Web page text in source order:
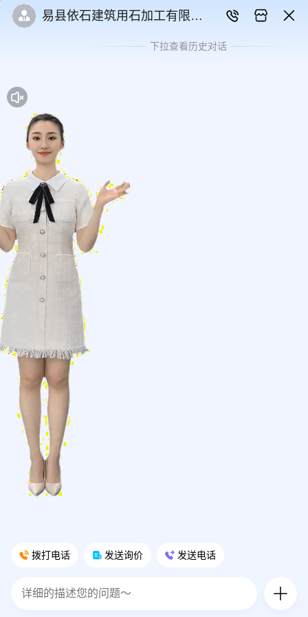
易县依石建筑用石加工有限公
下拉查看历史对话
拨打电话 发送询价 发送电话